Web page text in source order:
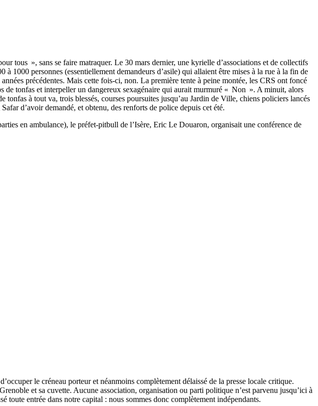
tous », sans se faire matraquer. Le 30 mars dernier, une kyrielle d’associations et de collectifs
1000 personnes (essentiellement demandeurs d’asile) qui allaient être mises à la rue à la fin de
précédentes. Mais cette fois-ci, non. La première tente à peine montée, les CRS ont foncé
de tonfas et interpeller un dangereux sexagénaire qui aurait murmuré « Non ». A minuit, alors
à tout va, trois blessés, courses poursuites jusqu’au Jardin de Ville, chiens policiers lancés
d’avoir demandé, et obtenu, des renforts de police depuis cet été.
en ambulance), le préfet-pitbull de l’Isère, Eric Le Douaron, organisait une conférence de
le créneau porteur et néanmoins complètement délaissé de la presse locale critique.
et sa cuvette. Aucune association, organisation ou parti politique n’est parvenu jusqu’ici à
entrée dans notre capital : nous sommes donc complètement indépendants.